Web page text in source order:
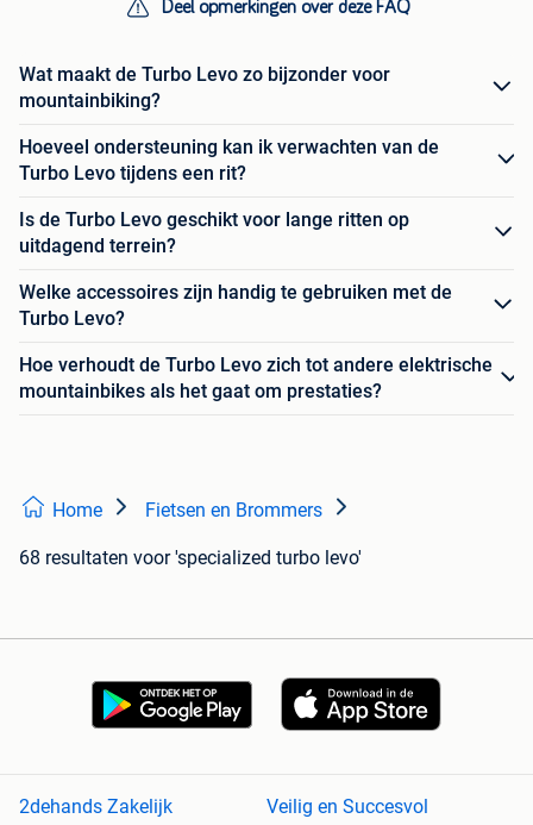
Deel opmerkingen over deze FAQ
Wat maakt de Turbo Levo zo bijzonder voor
mountainbiking?
Hoeveel ondersteuning kan ik verwachten van de
Turbo Levo tijdens een rit?
Is de Turbo Levo geschikt voor lange ritten op
uitdagend terrein?
Welke accessoires zijn handig te gebruiken met de
Turbo Levo?
Hoe verhoudt de Turbo Levo zich tot andere elektrische
mountainbikes als het gaat om prestaties?
Home Fietsen en Brommers
68 resultaten voor 'specialized turbo levo'
2dehands Zakelijk Veilig en Succesvol